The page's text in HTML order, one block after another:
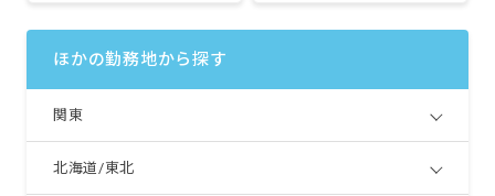
ほかの勤務地から探す
関東
北海道/東北